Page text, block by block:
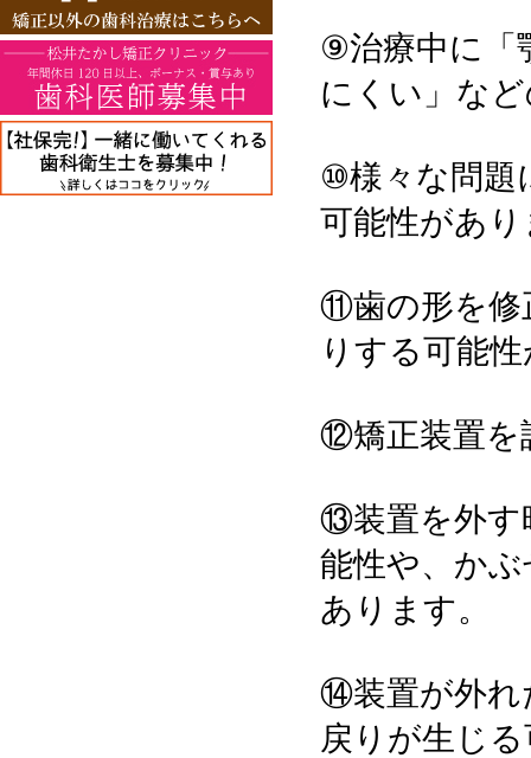
⑨治療中に「
にくい」な
⑩様々な問題
可能性があ
⑪歯の形を修
りする可能
⑫矯正装置を
⑬装置を外す
能性や、か
あります。
⑭装置が外れ
戻りが生じ